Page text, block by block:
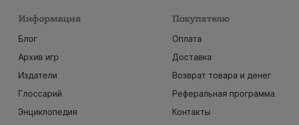
Информация
Блог
Архив игр
Издатели
Глоссарий
Энциклопедия
Покупателю
Оплата
Доставка
Возврат товара и денег
Реферальная программа
Контакты